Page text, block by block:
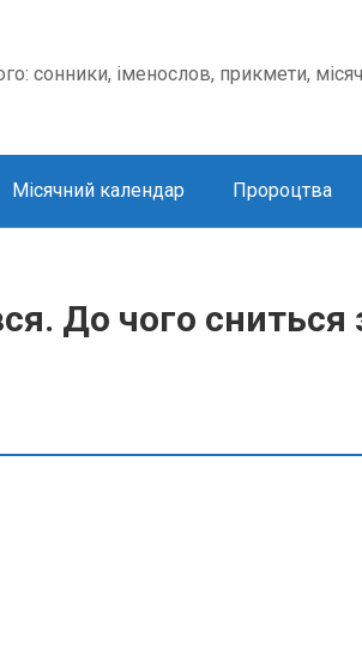
сонники, іменослов, прикмети,
Місячний календар Пророцтва
До чого сниться